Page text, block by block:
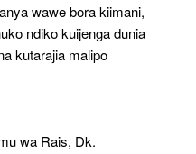
wawe bora kiimani,
ndiko kuijenga dunia
kutarajia malipo
wa Rais, Dk.